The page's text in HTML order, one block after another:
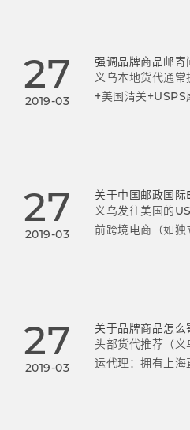
27
2019-03
强调品牌商品邮寄
义乌本地货代通
+美国清关+USPS
27
2019-03
关于中国邮政国
义乌发往美国的
前跨境电商（如独
27
2019-03
关于品牌商品怎么
头部货代推荐（
运代理：拥有上